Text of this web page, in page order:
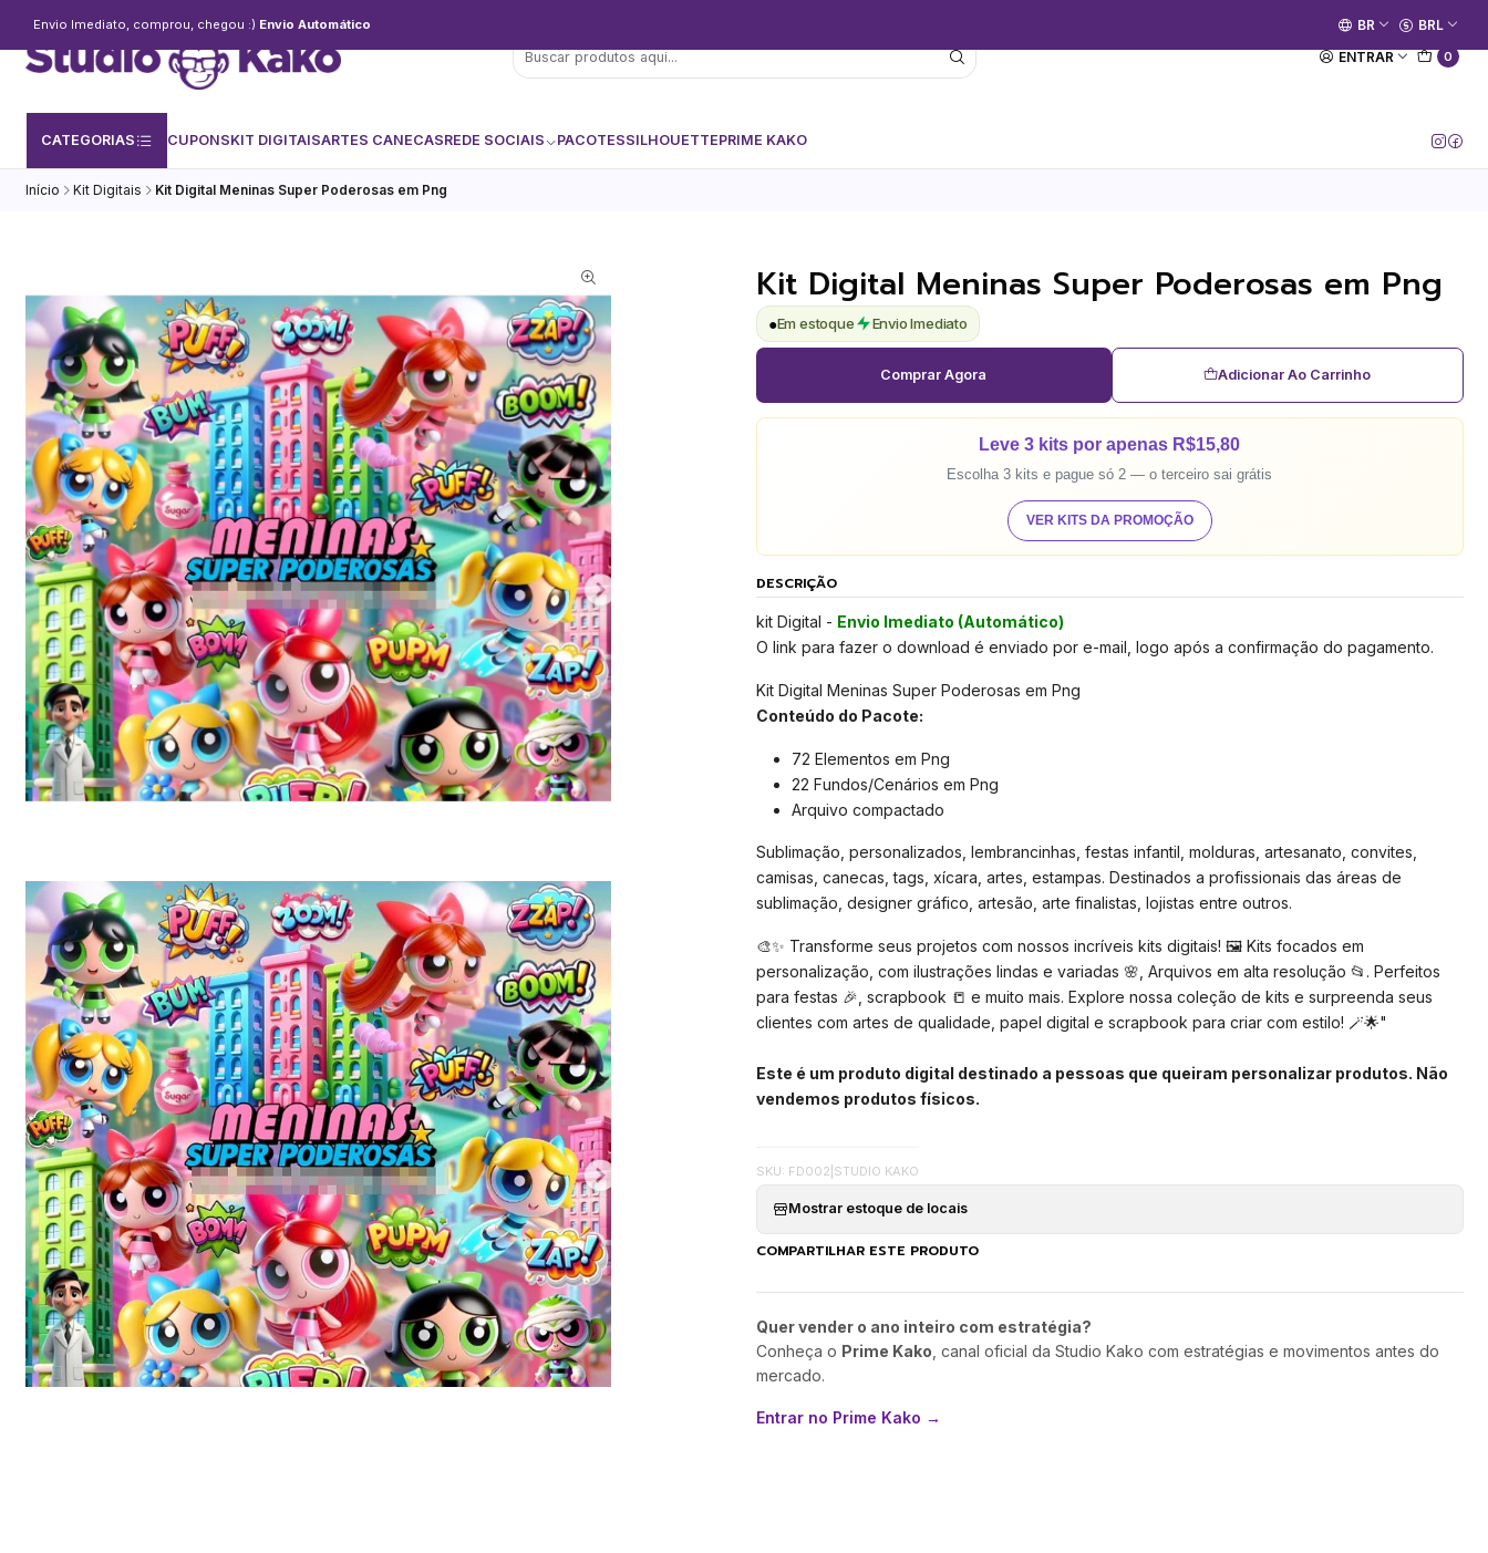
ENTRAR 0
CATEGORIAS CUPONSKIT DIGITAISARTES CANECASREDE SOCIAIS PACOTESSILHOUETTEPRIME KAKO
Envio Imediato, comprou, chegou :) Envio Automático [Entrar no Canal]
BR BRL
Início Kit Digitais Kit Digital Meninas Super Poderosas em Png
Kit Digital Meninas Super Poderosas em Png
●Em estoque Envio Imediato
Adicionar Ao Carrinho
Comprar Agora
Leve 3 kits por apenas R$15,80
Escolha 3 kits e pague só 2 — o terceiro sai grátis
VER KITS DA PROMOÇÃO
DESCRIÇÃO
kit Digital - Envio Imediato (Automático)
O link para fazer o download é enviado por e-mail, logo após a confirmação do pagamento.
Kit Digital Meninas Super Poderosas em Png
Conteúdo do Pacote:
72 Elementos em Png
22 Fundos/Cenários em Png
Arquivo compactado
Sublimação, personalizados, lembrancinhas, festas infantil, molduras, artesanato, convites,
camisas, canecas, tags, xícara, artes, estampas. Destinados a profissionais das áreas de
sublimação, designer gráfico, artesão, arte finalistas, lojistas entre outros.
🎨✨ Transforme seus projetos com nossos incríveis kits digitais! 🖼️ Kits focados em
personalização, com ilustrações lindas e variadas 🌸, Arquivos em alta resolução 📂. Perfeitos
para festas 🎉, scrapbook 📒 e muito mais. Explore nossa coleção de kits e surpreenda seus
clientes com artes de qualidade, papel digital e scrapbook para criar com estilo! 🪄🌟"
Este é um produto digital destinado a pessoas que queiram personalizar produtos. Não
vendemos produtos físicos.
SKU: FD002 STUDIO KAKO
Mostrar estoque de locais
COMPARTILHAR ESTE PRODUTO
Quer vender o ano inteiro com estratégia?
Conheça o Prime Kako , canal oficial da Studio Kako com estratégias e movimentos antes do
mercado.
Entrar no Prime Kako →